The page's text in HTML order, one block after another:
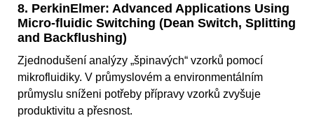
8. PerkinElmer: Advanced Applications Using
Micro-fluidic Switching (Dean Switch, Splitting
and Backflushing)
Zjednodušení analýzy „špinavých“ vzorků pomocí
mikrofluidiky. V průmyslovém a environmentálním
průmyslu sníženi potřeby přípravy vzorků zvyšuje
produktivitu a přesnost.